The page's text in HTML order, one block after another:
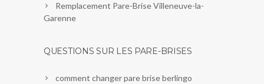
Remplacement Pare-Brise Villeneuve-la-
Garenne
QUESTIONS SUR LES PARE-BRISES
comment changer pare brise berlingo